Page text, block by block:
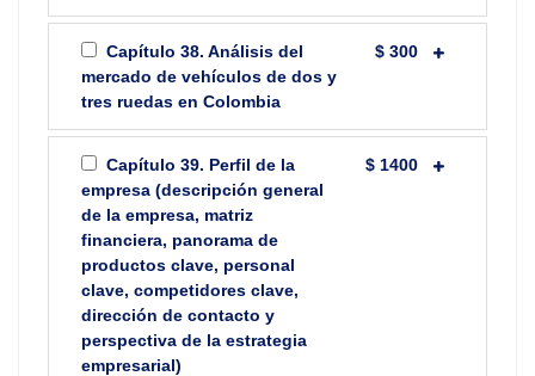
Capítulo 38. Análisis del
mercado de vehículos de dos y
tres ruedas en Colombia
$ 300
Capítulo 39. Perfil de la
empresa (descripción general
de la empresa, matriz
financiera, panorama de
productos clave, personal
clave, competidores clave,
dirección de contacto y
perspectiva de la estrategia
empresarial)
$ 1400